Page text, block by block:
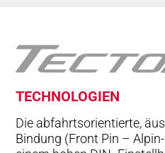
TECH­NO­LO­GIEN
Die abfahrtsorientierte,
Bindung (Front Pin –